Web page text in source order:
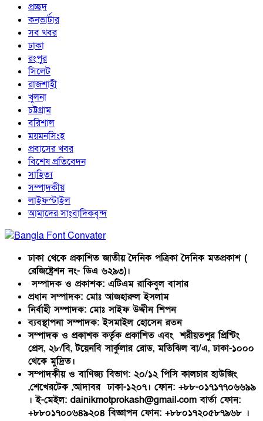
প্রচ্ছদ
কনভার্টার
সব খবর
ঢাকা
রংপুর
সিলেট
রাজশাহী
খুলনা
চট্টগ্রাম
বরিশাল
ময়মনসিংহ
প্রবাসের খবর
বিশেষ প্রতিবেদন
সাহিত্য
সম্পাদকীয়
লাইফস্টাইল
আমাদের সাংবাদিকবৃন্দ
ঢাকা থেকে প্রকাশিত জাতীয় দৈনিক পত্রিকা দৈনিক মতপ্রকাশ (
রেজিষ্ট্রেশন নং- ডিএ ৬২৯৩)।
সম্পাদক ও প্রকাশক: এটিএম রাকিবুল বাসার
প্রধান সম্পাদক: মোঃ আজহারুল ইসলাম
নির্বাহী সম্পাদক: মোঃ সাইফ উদ্দীন শিপন
ব্যবস্থাপনা সম্পাদক: ইসমাইল হোসেন রতন
সম্পাদক ও প্রকাশক কর্তৃক প্রকাশিত এবং শরীয়তপুর প্রিন্টিং
প্রেস, ২৮/বি, টয়েনবি সার্কুলার রোড, মতিঝিল বা/এ, ঢাকা-১০০০
থেকে মুদ্রিত।
সম্পাদকীয় ও বাণিজ্য বিভাগ: ২০/১২ পিসি কালচার হাউজিং
,শেখেরটেক ,আদাবর ঢাকা-১২০৭। ফোন: +৮৮-০১৭১৭৭০৬৬৯৯
। ই-মেইল: dainikmotprokash@gmail.com বার্তা ফোন:
+৮৮০১৭০০৬৪৯২০৪ বিজ্ঞাপন ফোন: +৮৮০১৭২০৫৮৭৯৬৮ ।